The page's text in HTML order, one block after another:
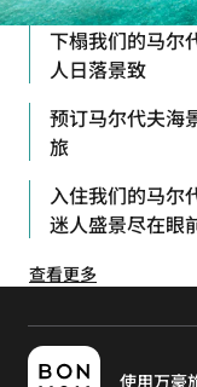
下榻我们的马尔
人日落景致
预订马尔代夫海
旅
入住我们的马尔
迷人盛景尽在眼
查看更多
使用万豪